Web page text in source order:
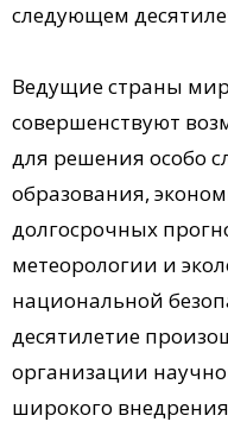
следующем
Ведущие страны
совершенствуют
для решения особо
образования,
долгосрочных
метеорологии и
национальной
десятилетие
организации
широкого